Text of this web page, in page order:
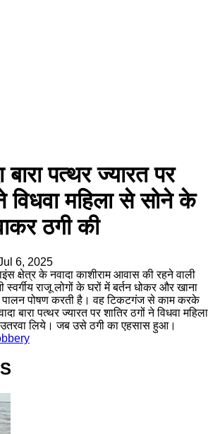
बारा पत्थर ज्यारत पर
विधवा महिला से सोने के
ठगी की
6, 2025
क्षेत्र के नवादा काशीराम आवास की रहने वाली
स्वर्गीय राजू लोगों के घरों में बर्तन धोकर और खाना
पालन पोषण करती है। वह टिकटगंज से काम करके
बारा पत्थर ज्यारत पर शातिर ठगों ने विधवा महिला
लिये। जब उसे ठगी का एहसास हुआ।